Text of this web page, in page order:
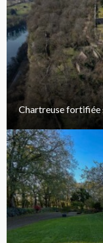
Chartreuse fortifiée